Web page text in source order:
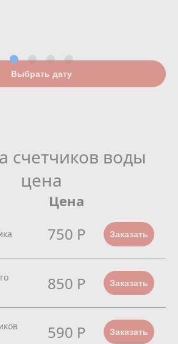
Выбрать дату
счетчиков воды
цена
Цена
750 Р Заказать
850 Р Заказать
590 Р Заказать